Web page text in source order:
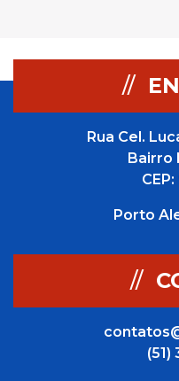
//
Rua Cel.
Bairro
Porto
//
(51)